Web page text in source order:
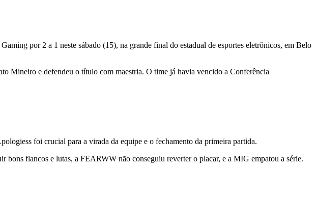
por 2 a 1 neste sábado (15), na grande final do estadual de esportes eletrônicos, em Belo
Mineiro e defendeu o título com maestria. O time já havia vencido a Conferência
foi crucial para a virada da equipe e o fechamento da primeira partida.
flancos e lutas, a FEARWW não conseguiu reverter o placar, e a MIG empatou a série.